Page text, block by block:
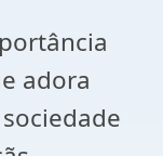
adora